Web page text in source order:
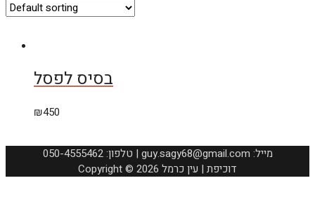
בסיס לפסל
₪450
050-4555462 :טלפון | guy.sagy68@gmail.com :מייל
Copyright © 2026 דוכיפת | עין כרמל